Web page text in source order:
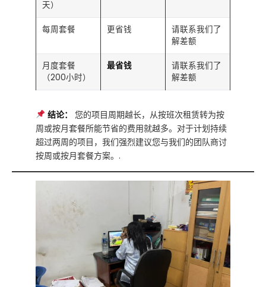
天）
每周套餐 更省钱
请联系我们了
解差额
月度套餐
（200小时）
最省钱
请联系我们了
解差额
结论：
您的项目周期越长，从按班次租赁转为按
周或按月套餐所能节省的费用就越多。对于计划持续
超过两周的项目，我们强烈建议您与我们的团队商讨
按周或按月套餐方案。.